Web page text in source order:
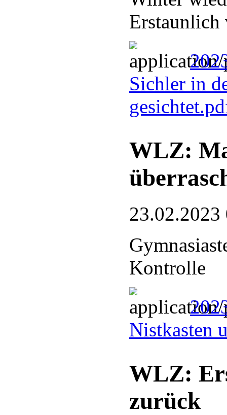
Erstaunlich
Sichler in
WLZ:
23.02.2023
Kontrolle
Nistkasten
WLZ:
zurück